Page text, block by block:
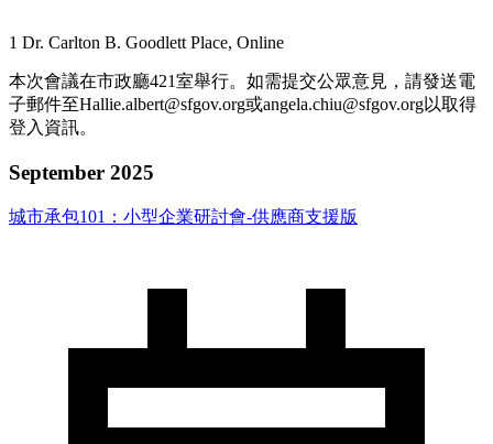
1 Dr. Carlton B. Goodlett Place, Online
本次會議在市政廳421室舉行。如需提交公眾意見，請發送電
子郵件至Hallie.albert@sfgov.org或angela.chiu@sfgov.org以取得
登入資訊。
September 2025
城市承包101：小型企業研討會-供應商支援版